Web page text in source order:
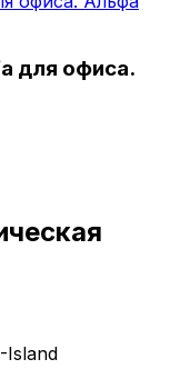
для офиса.